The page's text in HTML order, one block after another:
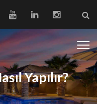
Yapılır?